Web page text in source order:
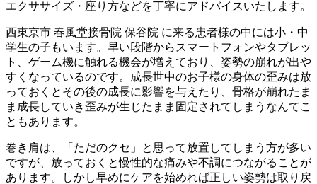
エクササイズ・座り方などを丁寧にアドバイスいたします。
西東京市 春風堂接骨院 保谷院 に来る患者様の中には小・中
学生の子もいます。早い段階からスマートフォンやタブレッ
ト、ゲーム機に触れる機会が増えており、姿勢の崩れが出や
すくなっているのです。成長世中のお子様の身体の歪みは放
っておくとその後の成長に影響を与えたり、骨格が崩れたま
ま成長していき歪みが生じたまま固定されてしまうなんてこ
ともあります。
巻き肩は、「ただのクセ」と思って放置してしまう方が多い
ですが、放っておくと慢性的な痛みや不調につながることが
あります。しかし早めにケアを始めれば正しい姿勢は取り戻